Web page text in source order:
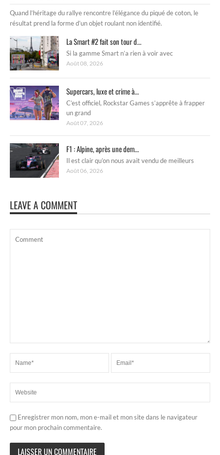
Quand l’héritage du rallye rencontre l’élégance du piqué de coton, le
résultat prend la forme d’un objet roulant non identifié.
La Smart #2 fait son tour d...
Si la gamme Smart n’a rien à voir avec
Août 08, 2026
Supercars, luxe et crime à...
C’est officiel, Rockstar Games s’apprête à frapper
un grand
Août 07, 2026
F1 : Alpine, après une dem...
Il est clair qu’on nous avait vendu de meilleurs
Août 06, 2026
LEAVE A COMMENT
Enregistrer mon nom, mon e-mail et mon site dans le navigateur
pour mon prochain commentaire.